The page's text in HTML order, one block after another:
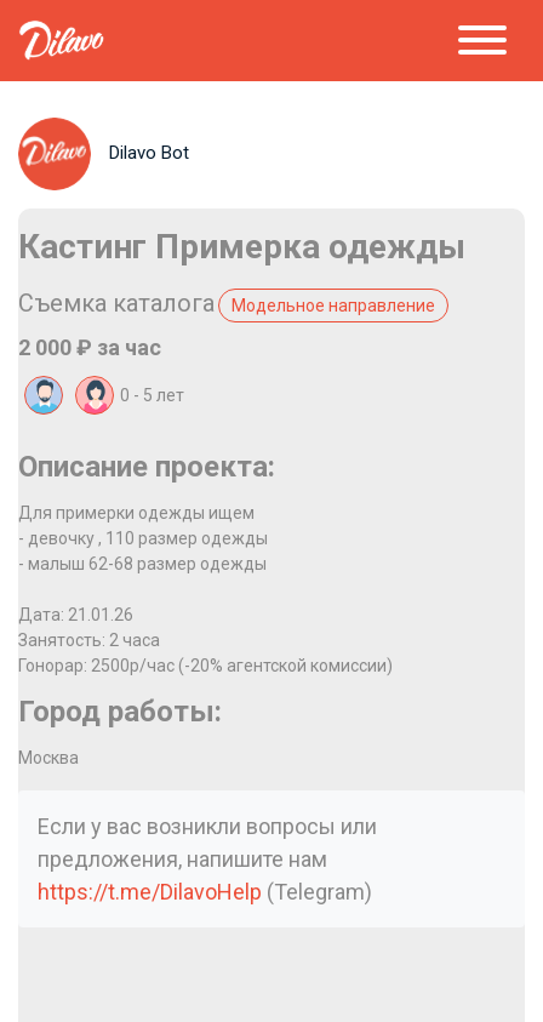
Dilavo Bot
Кастинг Примерка одежды
Съемка каталога Модельное направление
2 000 ₽ за час
0 - 5 лет
Описание проекта:
Для примерки одежды ищем
- девочку , 110 размер одежды
- малыш 62-68 размер одежды
Дата: 21.01.26
Занятость: 2 часа
Гонорар: 2500р/час (-20% агентской комиссии)
Город работы:
Москва
Если у вас возникли вопросы или
предложения, напишите нам
https://t.me/DilavoHelp (Telegram)